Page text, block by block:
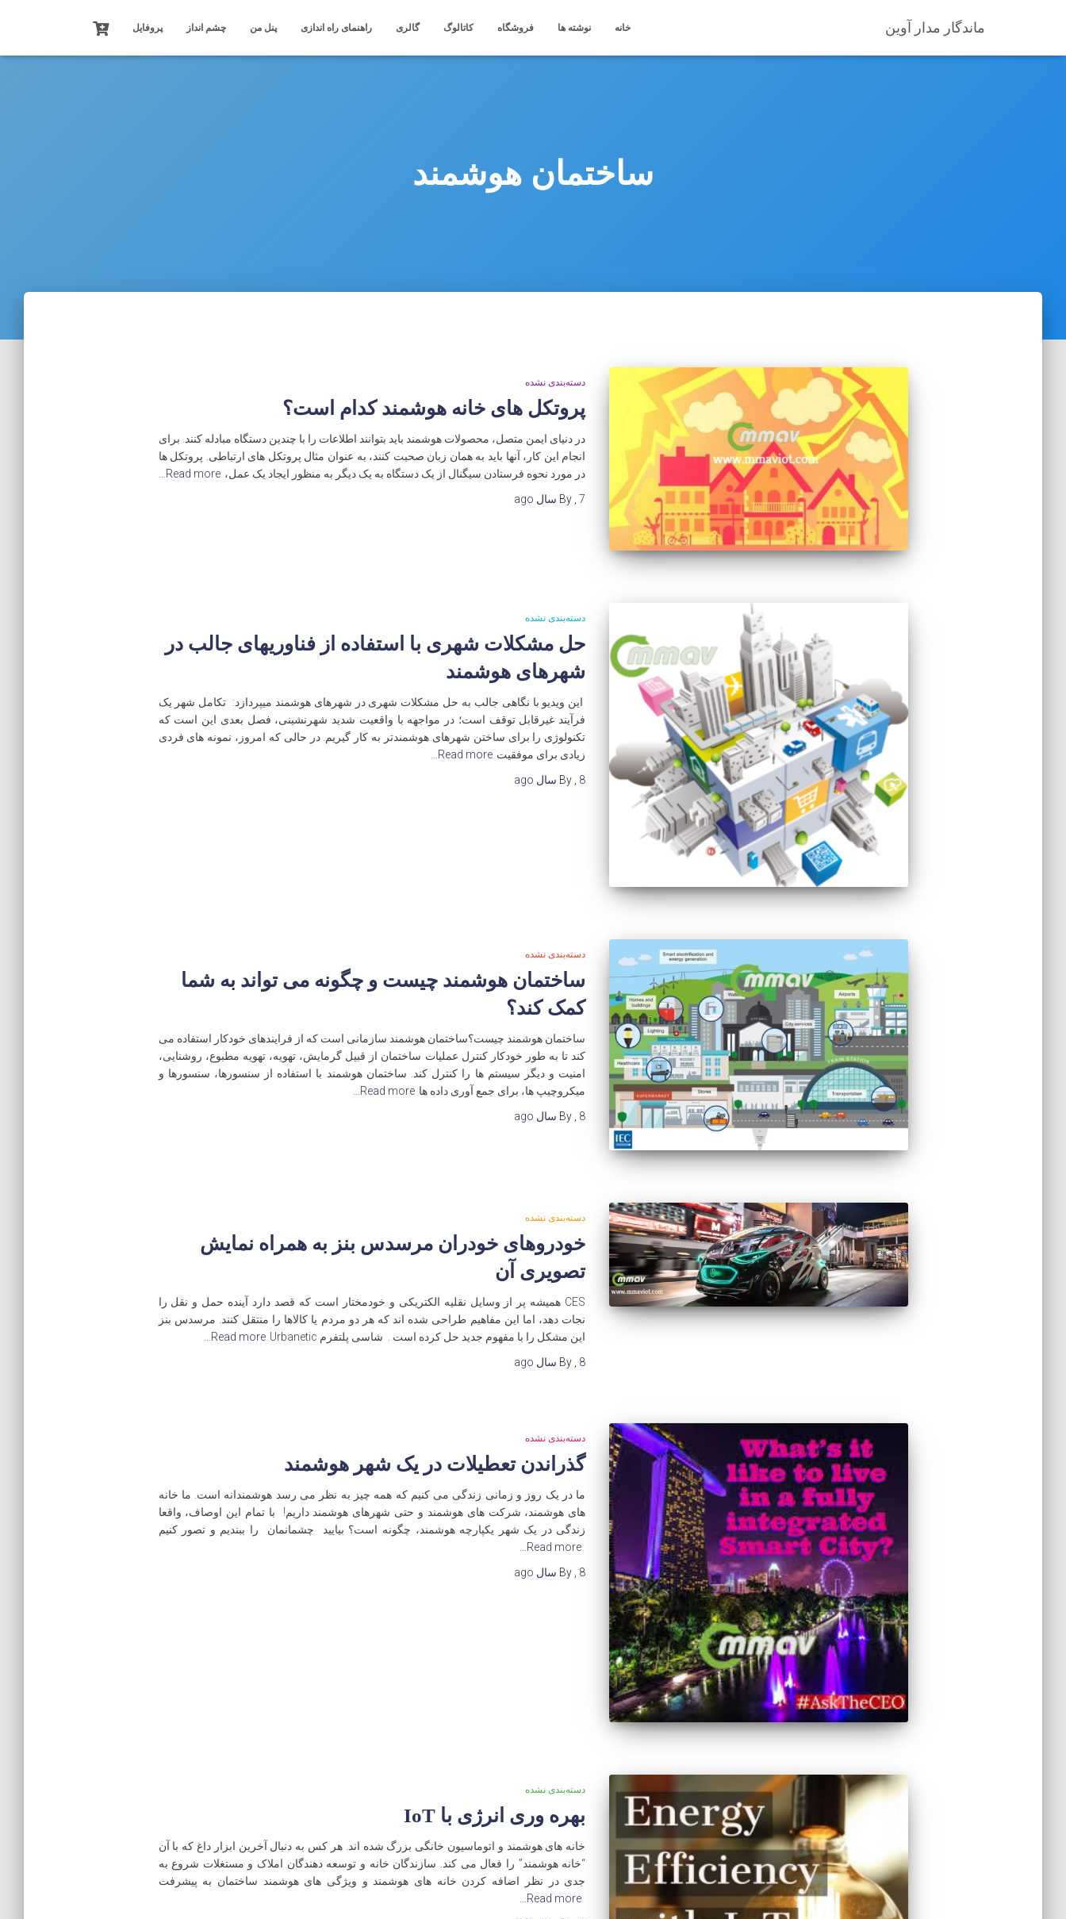
ماندگار مدار آوین خانه نوشته ها فروشگاه کاتالوگ گالری راهنمای راه اندازی پنل من چشم انداز پروفایل
ساختمان هوشمند
دسته‌بندی نشده
پروتکل های خانه هوشمند کدام است؟
در دنیای ایمن متصل، محصولات هوشمند باید بتوانند اطلاعات را با چندین دستگاه مبادله کنند. برای
انجام این کار، آنها باید به همان زبان صحبت کنند، به عنوان مثال پروتکل های ارتباطی. پروتکل ها
در مورد نحوه فرستادن سیگنال از یک دستگاه به یک دیگر به منظور ایجاد یک عمل، Read more…
By ,7 سال
دسته‌بندی نشده
حل مشکلات شهری با استفاده از فناوریهای جالب در
شهرهای هوشمند
این ویدیو با نگاهی جالب به حل مشکلات شهری در شهرهای هوشمند میپردازد: تکامل شهر یک
فرآیند غیرقابل توقف است؛ در مواجهه با واقعیت شدید شهرنشینی، فصل بعدی این است که
تکنولوژی را برای ساختن شهرهای هوشمندتر به کار گیریم. در حالی که امروز، نمونه های فردی
زیادی برای موفقیت Read more…
By , 8 سال
دسته‌بندی نشده
ساختمان هوشمند چیست و چگونه می تواند به شما
کمک کند؟
ساختمان هوشمند چیست؟ساختمان هوشمند سازمانی است که از فرایندهای خودکار استفاده می
کند تا به طور خودکار کنترل عملیات ساختمان از قبیل گرمایش، تهویه، تهویه مطبوع، روشنایی،
امنیت و دیگر سیستم ها را کنترل کند. ساختمان هوشمند با استفاده از سنسورها، سنسورها و
میکروچیپ ها، برای جمع آوری داده ها Read more…
By
8 سال
دسته‌بندی نشده
خودروهای خودران مرسدس بنز به همراه نمایش
تصویری آن
CES همیشه پر از وسایل نقلیه الکتریکی و خودمختار است که قصد دارد آینده حمل و نقل را
نجات دهد، اما این مفاهیم طراحی شده اند که هر دو مردم یا کالاها را منتقل کنند. مرسدس بنز
این مشکل را با مفهوم جدید حل کرده است . شاسی پلتفرم Urbanetic
Read more…
By , 8 سال
دسته‌بندی نشده
گذراندن تعطیلات در یک شهر هوشمند
ما در یک روز و زمانی زندگی می کنیم که همه چیز به نظر می رسد هوشمندانه است. ما خانه
های هوشمند، شرکت های هوشمند و حتی شهرهای هوشمند داریم! با تمام این اوصاف، واقعا
زندگی در یک شهر یکپارچه هوشمند، چگونه است؟ بیایید چشمانمان را ببندیم و تصور کنیم
Read more…
By , 8 سال
دسته‌بندی نشده
بهره وری انرژی با IoT
خانه های هوشمند و اتوماسیون خانگی بزرگ شده اند. هر کس به دنبال آخرین ابزار داغ که با آن
“خانه هوشمند” را فعال می کند. سازندگان خانه و توسعه دهندگان املاک و مستغلات شروع به
جدی در نظر اضافه کردن خانه های هوشمند و ویژگی های هوشمند ساختمان به پیشرفت
Read more…